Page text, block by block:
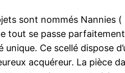
sont nommés Nannies
tout se passe
unique. Ce scellé dispose
acquéreur. La pièce